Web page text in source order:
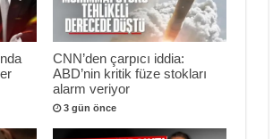
CNN’den çarpıcı iddia:
ABD’nin kritik füze stokları
alarm veriyor
3 gün önce